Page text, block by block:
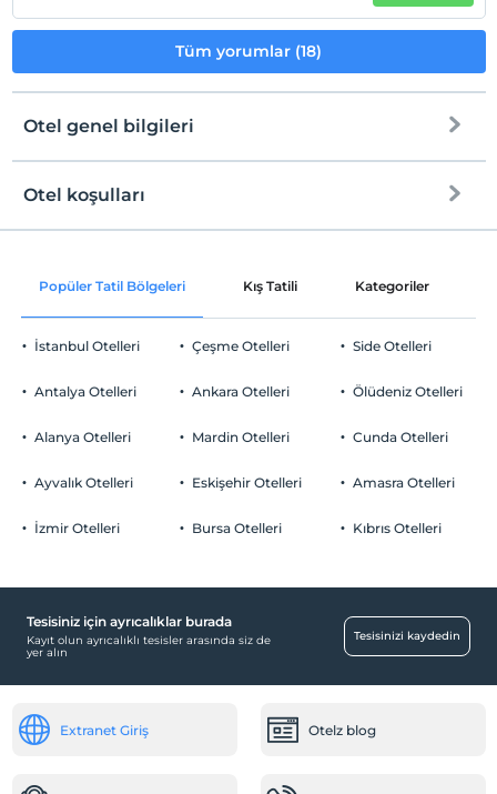
Tüm yorumlar (18)
Otel genel bilgileri
Ortak alanlar ve tüm odalar
Günlük temizlik hizmeti
Sağlık
Otel koşulları
Check/in
Check/out
En geç saat 12:00 ve öncesi
Evcil Hayvan
2 yaşına kadar olan bebekler ücretsizdir.
Popüler Tatil Bölgeleri Kış Tatili Kategoriler
İstanbul Otelleri
Antalya Otelleri
Alanya Otelleri
Ayvalık Otelleri
İzmir Otelleri
Çeşme Otelleri
Ankara Otelleri
Mardin Otelleri
Eskişehir Otelleri
Bursa Otelleri
Side Otelleri
Ölüdeniz Otelleri
Cunda Otelleri
Amasra Otelleri
Kıbrıs Otelleri
Tesisiniz için ayrıcalıklar burada
Kayıt olun ayrıcalıklı tesisler arasında siz de
yer alın
Tesisinizi kaydedin
Extranet Giriş Otelz blog